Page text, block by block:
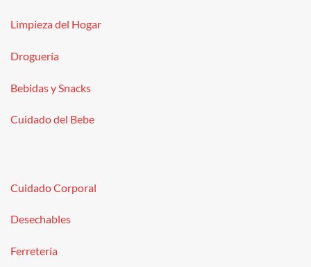
Limpieza del Hogar
Droguería
Bebidas y Snacks
Cuidado del Bebe
Cuidado Corporal
Desechables
Ferretería